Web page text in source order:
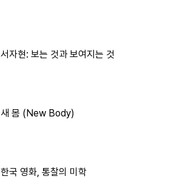
서자현: 보는 것과 보여지는 것
새 몸 (New Body)
한국 영화, 통찰의 미학